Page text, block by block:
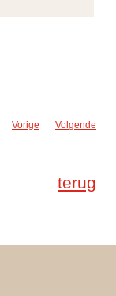
Vorige Volgende
terug